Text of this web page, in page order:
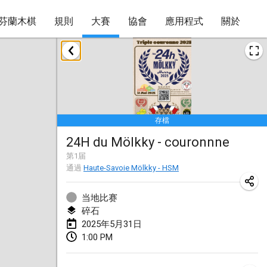
蘭木棋 規則 大賽 協會 應用程式 關於
存檔
24H du Mölkky - couronnne
第1 届
通過 Haute-Savoie Mölkky - HSM
当地比赛
碎石
2025年5月31日
1:00 PM
2025年1月
Tournoi Mixte ASPTTOM
2025年1月18日|法國
Indoor Polish Open 2025 - Singles
2025年1月18日| 波蘭
Tournoi de St Max
2025年1月19日|法國
2025年1月19日
Tournoi de Mölkky - Lesfous Dubâtonvaigeois